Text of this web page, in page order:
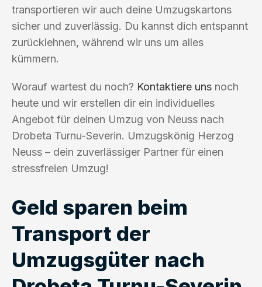
transportieren wir auch deine Umzugskartons
sicher und zuverlässig. Du kannst dich entspannt
zurücklehnen, während wir uns um alles
kümmern.
Worauf wartest du noch? Kontaktiere uns noch
heute und wir erstellen dir ein individuelles
Angebot für deinen Umzug von Neuss nach
Drobeta Turnu-Severin. Umzugskönig Herzog
Neuss – dein zuverlässiger Partner für einen
stressfreien Umzug!
Geld sparen beim
Transport der
Umzugsgüter nach